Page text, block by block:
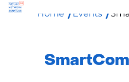
Ga
Home
Events